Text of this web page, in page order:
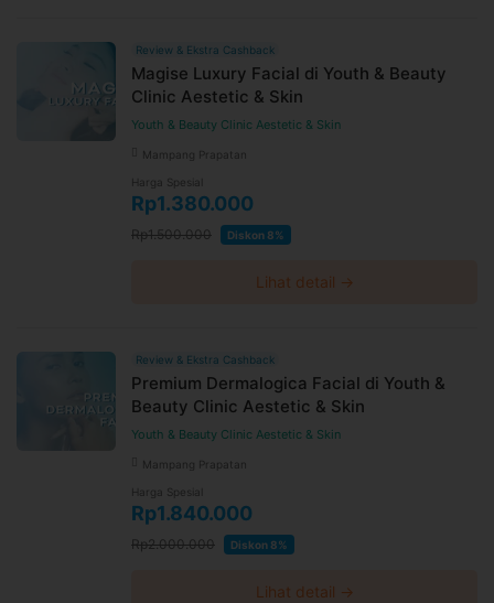
Review & Ekstra Cashback
Magise Luxury Facial di Youth & Beauty
Clinic Aestetic & Skin
Youth & Beauty Clinic Aestetic & Skin
Mampang Prapatan
Harga Spesial
Rp1.380.000
Rp1.500.000 Diskon 8%
Lihat detail →
Review & Ekstra Cashback
Premium Dermalogica Facial di Youth &
Beauty Clinic Aestetic & Skin
Youth & Beauty Clinic Aestetic & Skin
Mampang Prapatan
Harga Spesial
Rp1.840.000
Rp2.000.000 Diskon 8%
Lihat detail →